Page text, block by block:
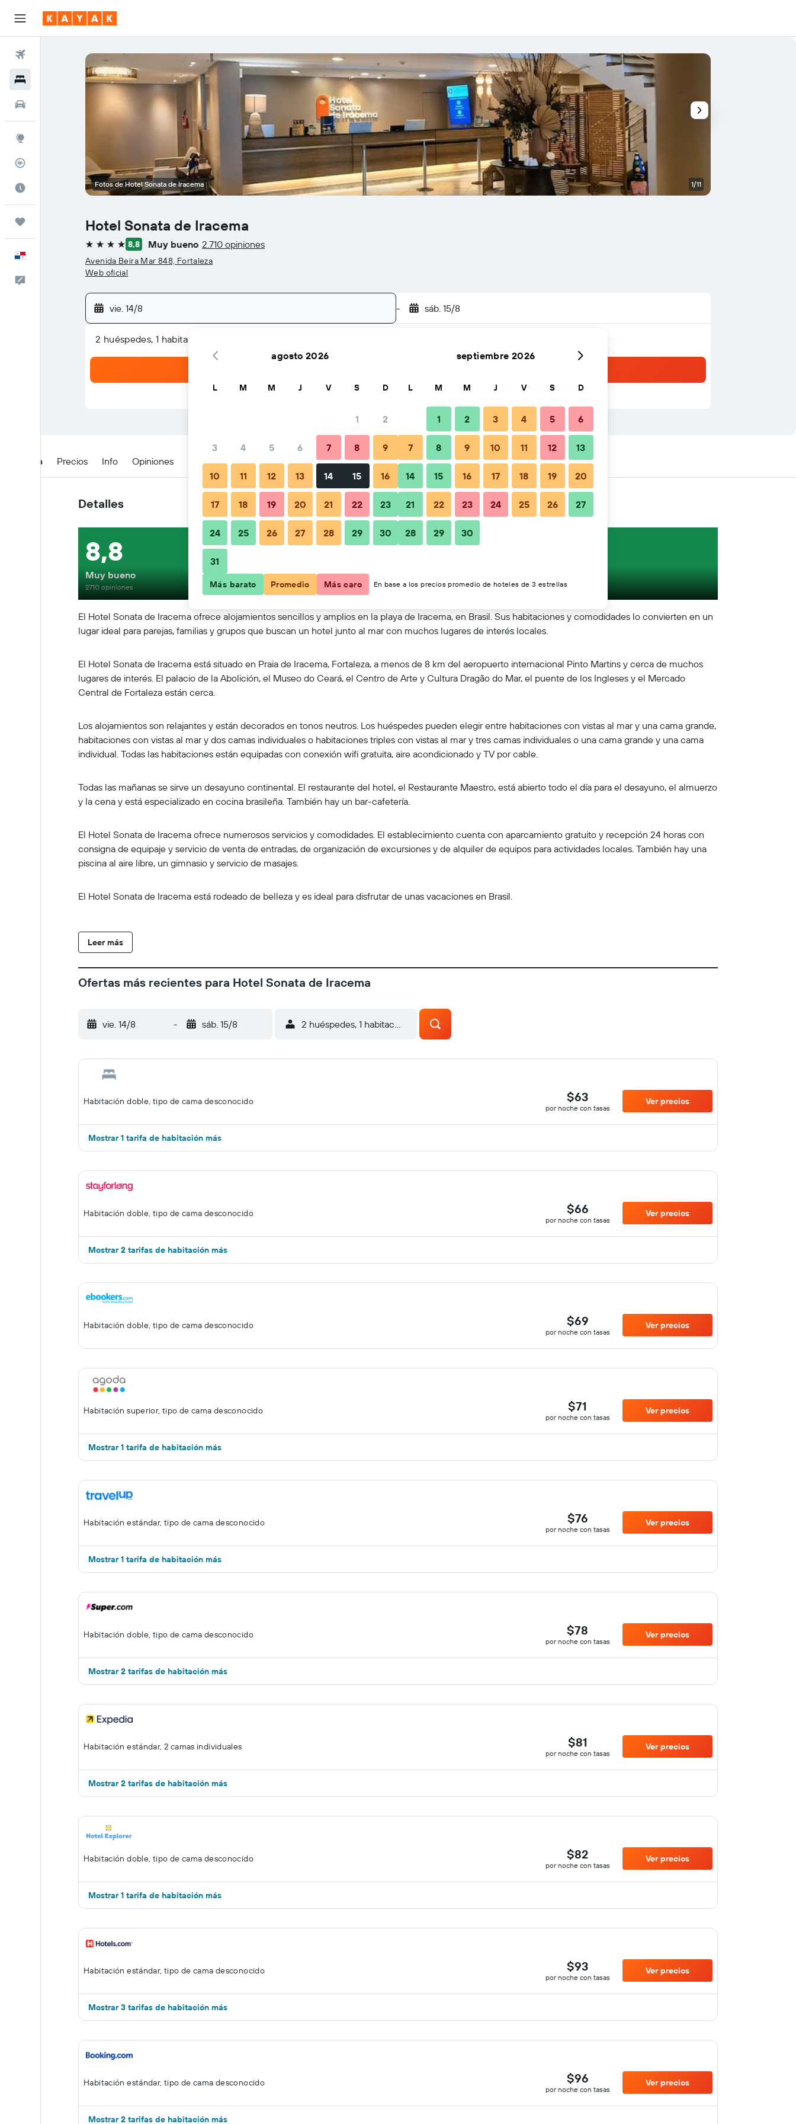
Comentarios
Hotel Sonata de Iracema
4 estrellas8,8 Muy bueno 2.710 opiniones
Avenida Beira Mar 848, Fortaleza
Web oficial
vie. 14/8 - sáb. 15/8
2 huéspedes, 1 habitación
Fotos de Hotel Sonata de Iracema 1/11
Detalles Precios Info Opiniones Ubicación Cuándo reservar Consejos y preguntas frecuentes Alojamientos cercanos
Detalles
El Hotel Sonata de Iracema ofrece alojamientos sencillos y amplios en la playa de Iracema, en Brasil. Sus habitaciones y comodidades lo convierten en un
lugar ideal para parejas, familias y grupos que buscan un hotel junto al mar con muchos lugares de interés locales.
El Hotel Sonata de Iracema está situado en Praia de Iracema, Fortaleza, a menos de 8 km del aeropuerto internacional Pinto Martins y cerca de muchos
lugares de interés. El palacio de la Abolición, el Museo do Ceará, el Centro de Arte y Cultura Dragão do Mar, el puente de los Ingleses y el Mercado
Central de Fortaleza están cerca.
Los alojamientos son relajantes y están decorados en tonos neutros. Los huéspedes pueden elegir entre habitaciones con vistas al mar y una cama grande,
habitaciones con vistas al mar y dos camas individuales o habitaciones triples con vistas al mar y tres camas individuales o una cama grande y una cama
individual. Todas las habitaciones están equipadas con conexión wifi gratuita, aire acondicionado y TV por cable.
Todas las mañanas se sirve un desayuno continental. El restaurante del hotel, el Restaurante Maestro, está abierto todo el día para el desayuno, el almuerzo
y la cena y está especializado en cocina brasileña. También hay un bar-cafetería.
El Hotel Sonata de Iracema ofrece numerosos servicios y comodidades. El establecimiento cuenta con aparcamiento gratuito y recepción 24 horas con
consigna de equipaje y servicio de venta de entradas, de organización de excursiones y de alquiler de equipos para actividades locales. También hay una
piscina al aire libre, un gimnasio y servicio de masajes.
El Hotel Sonata de Iracema está rodeado de belleza y es ideal para disfrutar de unas vacaciones en Brasil.
Leer más
8,8
Muy bueno
2710 opiniones
Ofertas más recientes para Hotel Sonata de Iracema
vie. 14/8 - sáb. 15/8 2 huéspedes, 1 habitación
Habitación doble, tipo de cama desconocido $63
por noche con tasas
Ver precios
Mostrar 1 tarifa de habitación más
Habitación doble, tipo de cama desconocido $66
por noche con tasas
Ver precios
Mostrar 2 tarifas de habitación más
Habitación doble, tipo de cama desconocido $69
por noche con tasas
Ver precios
Habitación superior, tipo de cama desconocido $71
por noche con tasas
Ver precios
Mostrar 1 tarifa de habitación más
Habitación estándar, tipo de cama desconocido $76
por noche con tasas
Ver precios
Mostrar 1 tarifa de habitación más
Habitación doble, tipo de cama desconocido $78
por noche con tasas
Ver precios
Mostrar 2 tarifas de habitación más
Habitación estándar, 2 camas individuales $81
por noche con tasas
Ver precios
Mostrar 2 tarifas de habitación más
Habitación doble, tipo de cama desconocido $82
por noche con tasas
Ver precios
Mostrar 1 tarifa de habitación más
Habitación estándar, tipo de cama desconocido $93
por noche con tasas
Ver precios
Mostrar 3 tarifas de habitación más
Habitación estándar, tipo de cama desconocido $96
por noche con tasas
Ver precios
Mostrar 2 tarifas de habitación más
agosto 2026
L M M J V S D
1 2
3 4 5 6 7 8 9
10 11 12 13 14 15 16
17 18 19 20 21 22 23
24 25 26 27 28 29 30
31
septiembre 2026
L M M J V S D
1 2 3 4 5 6
7 8 9 10 11 12 13
14 15 16 17 18 19 20
21 22 23 24 25 26 27
28 29 30
Más barato Promedio Más caro En base a los precios promedio de hoteles de 3 estrellas